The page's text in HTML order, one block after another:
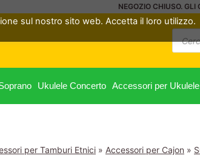
NEGOZIO CHIUSO. GLI
Ricerca
Ukulele Concerto Accessori per Ukulele
per Tamburi Etnici » Accessori per Cajon »
sul nostro sito web. Accetta il loro utilizzo.